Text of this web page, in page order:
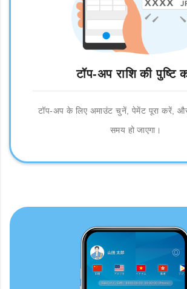
टॉप-अप राशि की पुष्टि
टॉप-अप के लिए अमाउंट चुनें, पेमेंट पूरा करें,
समय हो जाएगा।